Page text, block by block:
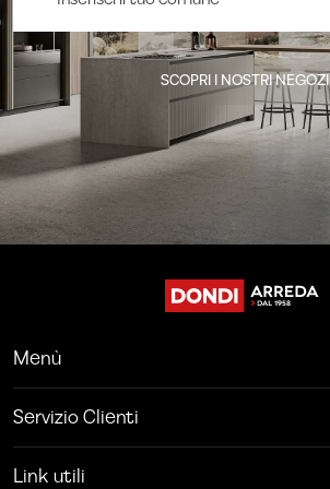
SCOPRI I NOSTRI NEGOZI
Menù
Servizio Clienti
Link utili